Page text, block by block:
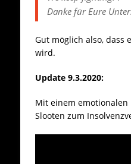
Danke für Eure
Gut möglich also, dass
wird.
Update 9.3.2020:
Mit einem emotionalen
Slooten zum